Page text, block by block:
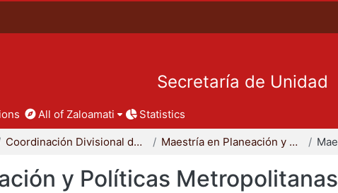
Secretaría de Unidad
All of Zaloamati Statistics
Coordinación Divisional de Posgrado Maestría en Planeación y Políticas Metropolitanas
y Políticas Metropolitanas